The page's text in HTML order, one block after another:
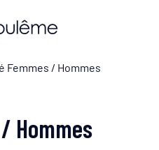
Femmes / Hommes
Hommes